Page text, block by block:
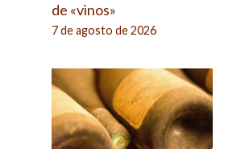
de «vinos»
7 de agosto de 2026